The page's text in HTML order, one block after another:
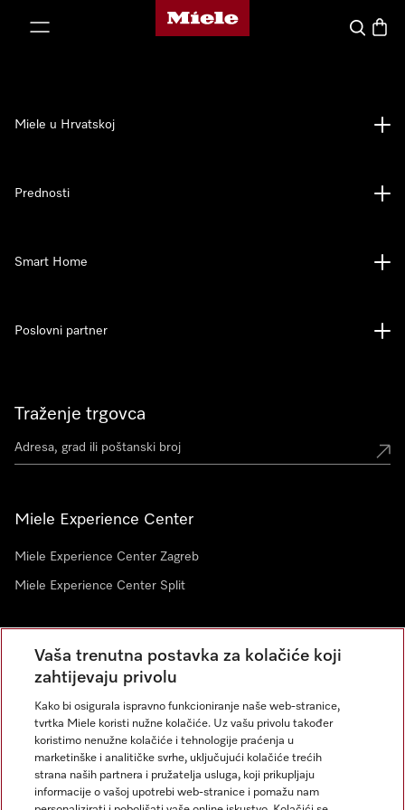
Miele početna stranica
Pretraga
Traženje trgovca
Miele Experience Center
Miele Experience Center Zagreb
Miele Experience Center Split
Newsletter
Miele u Hrvatskoj
Prednosti
Smart Home
Poslovni partner
Vaša trenutna postavka za kolačiće koji
zahtijevaju privolu
Kako bi osigurala ispravno funkcioniranje naše web-stranice,
tvrtka Miele koristi nužne kolačiće. Uz vašu privolu također
koristimo nenužne kolačiće i tehnologije praćenja u
marketinške i analitičke svrhe, uključujući kolačiće trećih
strana naših partnera i pružatelja usluga, koji prikupljaju
informacije o vašoj upotrebi web-stranice i pomažu nam